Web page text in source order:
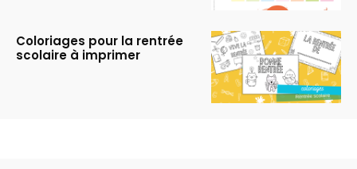
Coloriages pour la rentrée
scolaire à imprimer